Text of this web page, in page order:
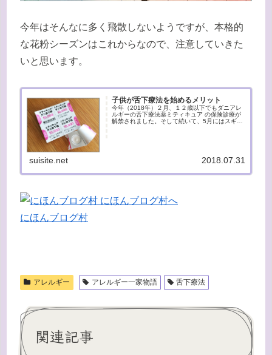
今年はそんなに多く飛散しないようですが、本格的
な花粉シーズンはこれからなので、注意していきた
いと思います。
子供が舌下療法を始めるメリット
今年（2018年）２月、１２歳以下でもダニアレ
ルギーの舌下療法薬ミティキュア の保険診療が
解禁されました。そして続いて、5月にはスギ花
suisite.net 2018.07.31
にほんブログ村
アレルギー アレルギー一家物語 舌下療法
関連記事